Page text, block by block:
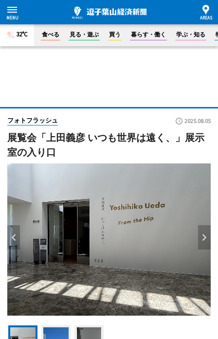
32°C 食べる 見る・遊ぶ 買う 暮らす・働く 学ぶ・知る
フォトフラッシュ 2025.08.05
展覧会「上田義彦 いつも世界は遠く、」展示
室の入り口